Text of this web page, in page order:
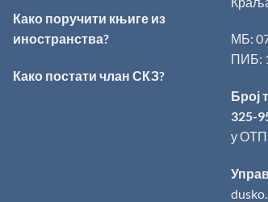
Како поручити књиге из
иностранства?
Како постати члан СКЗ?
МБ:
ПИБ:
Број
325-
у ОТП